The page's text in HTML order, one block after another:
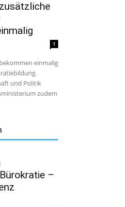
1
einmalig
und Politik
zudem
–